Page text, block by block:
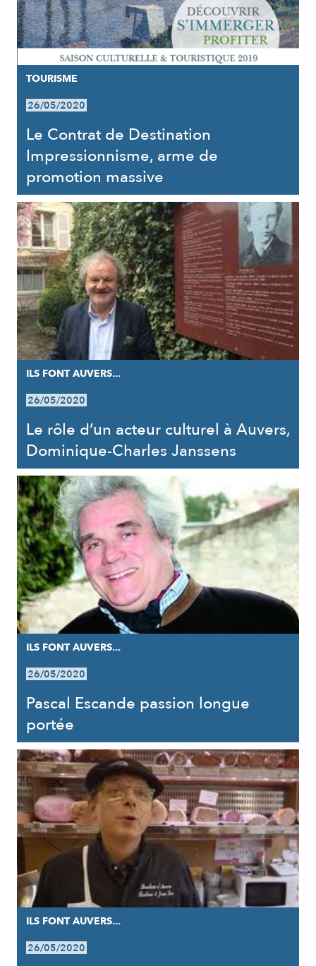
TOURISME
26/05/2020
Le Contrat de Destination
Impressionnisme, arme de
promotion massive
ILS FONT AUVERS...
26/05/2020
Le rôle d’un acteur culturel à Auvers,
Dominique-Charles Janssens
ILS FONT AUVERS...
26/05/2020
Pascal Escande passion longue
portée
ILS FONT AUVERS...
26/05/2020